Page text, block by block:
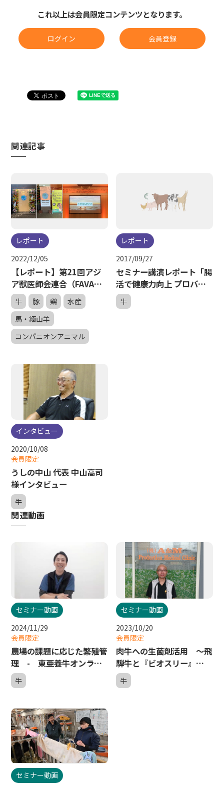
これ以上は会員限定コンテンツとなります。
ログイン 会員登録
関連記事
レポート
2022/12/05
【レポート】第21回アジ
ア獣医師会連合（FAVA）
大会
牛 豚 鶏
水産
馬・緬山羊
コンパニオンアニマル
レポート
2017/09/27
セミナー講演レポート「腸
活で健康力向上 プロバイ
オティクスの活用 －生菌
剤で経営力アップ－」
牛
インタビュー
2020/10/08
会員限定
うしの中山 代表 中山高司
様インタビュー
牛
関連動画
セミナー動画
2024/11/29
会員限定
農場の課題に応じた繁殖管
理 - 東亜養牛オンライ
ンセミナー７
牛
セミナー動画
2023/10/20
会員限定
肉牛への生菌剤活用 ～飛
騨牛と『ビオスリー』
～ - 東亜養牛オンライ
ンセミナー４
牛
セミナー動画